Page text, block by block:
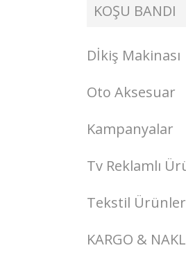
KOŞU BANDI
Dİkiş Makinası
Oto Aksesuar
Kampanyalar
Tv Reklamlı
Tekstil
KARGO &